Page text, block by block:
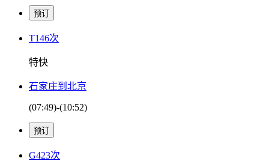
T146次
特快
石家庄到北京
(07:49)-(10:52)
G423次